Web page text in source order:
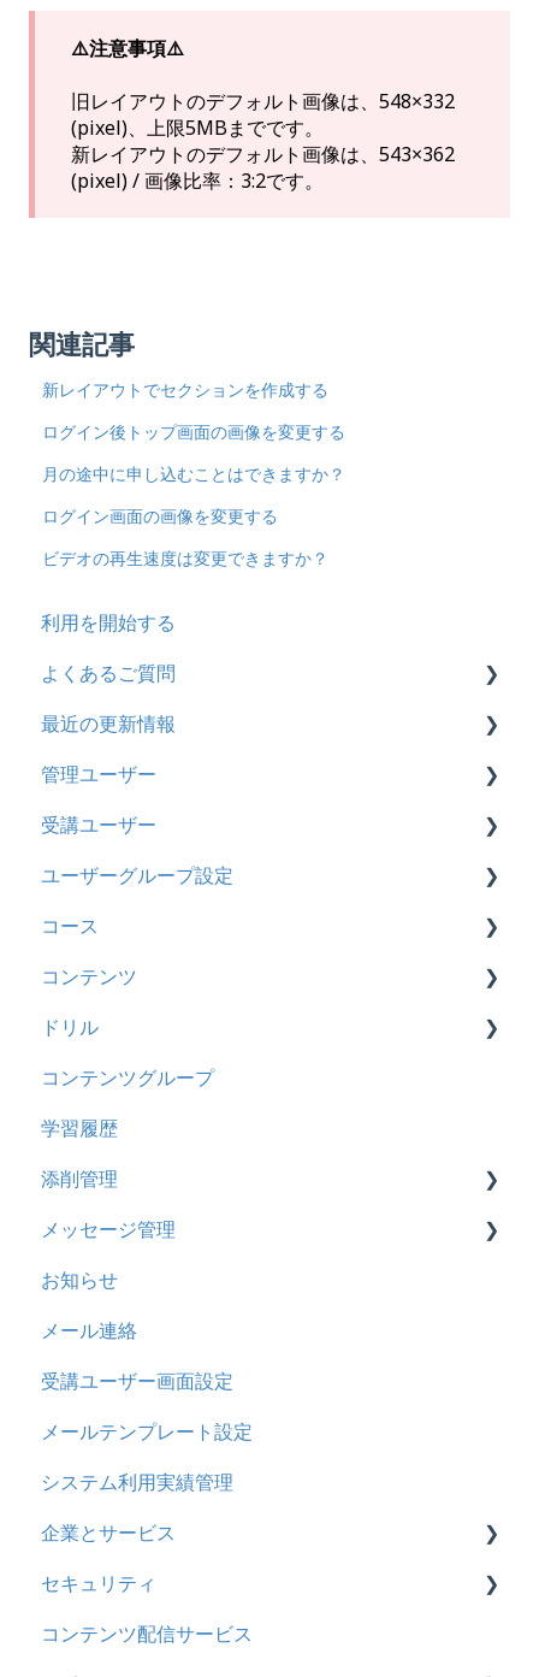
⚠️注意事項⚠️
旧レイアウトのデフォルト画像は、548×332
(pixel)、上限5MBまでです。
新レイアウトのデフォルト画像は、543×362
(pixel) / 画像比率：3:2です。
関連記事
新レイアウトでセクションを作成する
ログイン後トップ画面の画像を変更する
月の途中に申し込むことはできますか？
ログイン画面の画像を変更する
ビデオの再生速度は変更できますか？
利用を開始する
よくあるご質問
契約
トライアル
カスタマイズ
インターネット・セキュリティ
料金
管理ユーザー・受講ユーザー
履歴
コンテンツ
CSV
ドキュメント
ビデオ
ドリル
メール
メッセージ
お知らせ
多言語変換
助成金
最近の更新情報
2026年8月アップデート
2026年2月アップデート
2025年10月アップデート
2025年9月アップデート
2025年3月アップデート
2024年12月アップデート
2024年8月アップデート
2024年5月アップデート
2023年12月アップデート
2023年11月アップデート
2023年8月アップデート
2023年4月アップデート
管理ユーザー
管理ユーザーの統合について
管理ユーザーについて
ロールと権限
受講ユーザー
基本操作
【新レイアウト】受講ユーザー登録について
【旧レイアウト】ユーザー編集について
ユーザーグループ設定
【新レイアウト】ユーザーグループ設定
【旧レイアウト】ユーザーグループ設定
コース
基本操作
新レイアウト
旧レイアウト
コース詳細設定の参考
ストレスチェック
CSVについて
コンテンツ
ビデオ
ドキュメント
多言語表示
リンク
ドリル
概要
問題について
ドリルについて
【問題・ドリル】の参考
ドリルスキンについて
問題属性
コンテンツグループ
学習履歴
添削管理
概要
基本操作
採点権限のみを持ったユーザ
採点・承認権限を持ったユーザ
メッセージ管理
基本操作
リンクメッセージスレッド
お知らせ
メール連絡
受講ユーザー画面設定
メールテンプレート設定
システム利用実績管理
企業とサービス
用語の定義
企業について
セキュリティ
シングルサインオン設定
コンテンツ配信サービス